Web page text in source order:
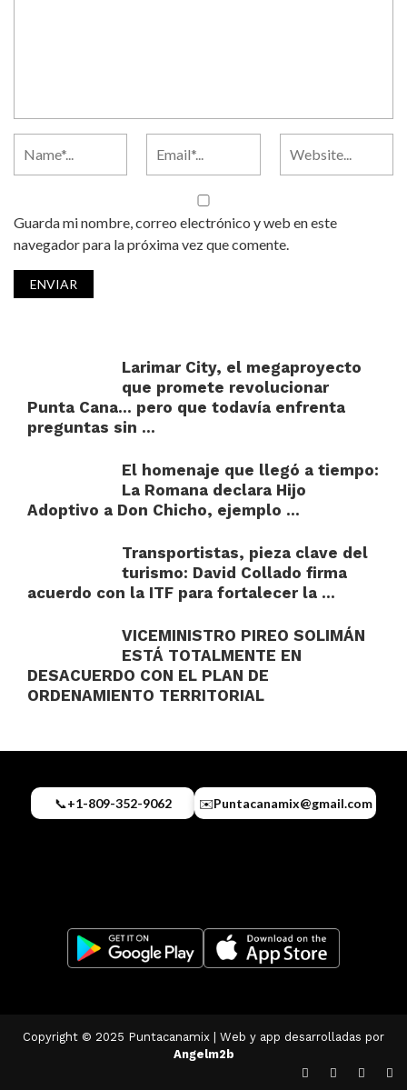
Guarda mi nombre, correo electrónico y web en este
navegador para la próxima vez que comente.
Larimar City, el megaproyecto
que promete revolucionar
Punta Cana… pero que todavía enfrenta
preguntas sin ...
El homenaje que llegó a tiempo:
La Romana declara Hijo
Adoptivo a Don Chicho, ejemplo ...
Transportistas, pieza clave del
turismo: David Collado firma
acuerdo con la ITF para fortalecer la ...
VICEMINISTRO PIREO SOLIMÁN
ESTÁ TOTALMENTE EN
DESACUERDO CON EL PLAN DE
ORDENAMIENTO TERRITORIAL
📞+1-809-352-9062 ✉️Puntacanamix@gmail.com
Copyright © 2025 Puntacanamix | Web y app desarrolladas por
Angelm2b